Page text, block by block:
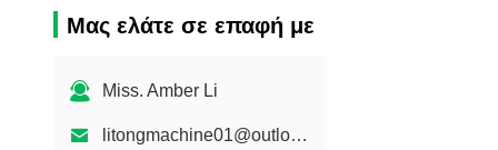
Μας ελάτε σε επαφή με
Miss. Amber Li
litongmachine01@outlook.com